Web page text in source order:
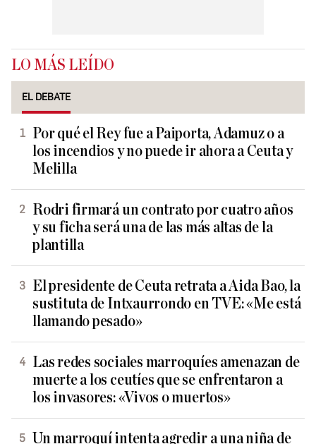
LO MÁS LEÍDO
EL DEBATE
Por qué el Rey fue a Paiporta, Adamuz o a
los incendios y no puede ir ahora a Ceuta y
Melilla
Rodri firmará un contrato por cuatro años
y su ficha será una de las más altas de la
plantilla
El presidente de Ceuta retrata a Aida Bao, la
sustituta de Intxaurrondo en TVE: «Me está
llamando pesado»
Las redes sociales marroquíes amenazan de
muerte a los ceutíes que se enfrentaron a
los invasores: «Vivos o muertos»
Un marroquí intenta agredir a una niña de